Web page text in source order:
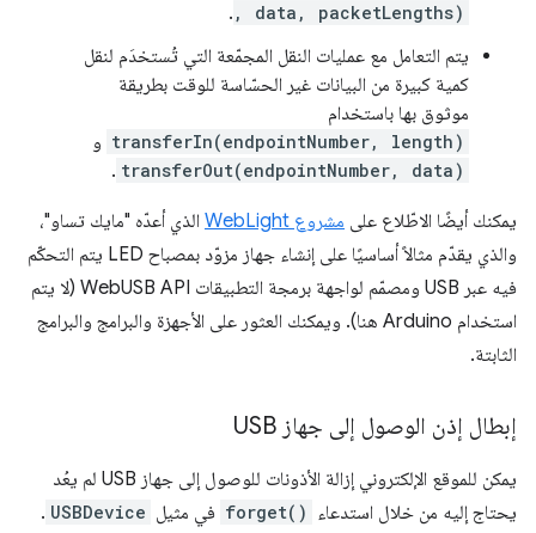
, data, packetLengths)
.
يتم التعامل مع عمليات النقل المجمّعة التي تُستخدَم لنقل
كمية كبيرة من البيانات غير الحسّاسة للوقت بطريقة
موثوق بها باستخدام
transferIn(endpointNumber, length) و
transferOut(endpointNumber, data)
.
يمكنك أيضًا الاطّلاع على مشروع WebLight
الذي أعدّه "مايك تساو"،
والذي يقدّم مثالاً أساسيًا على إنشاء جهاز مزوّد بمصباح LED يتم التحكّم
فيه عبر USB ومصمّم لواجهة برمجة التطبيقات WebUSB API (لا يتم
استخدام Arduino هنا). ويمكنك العثور على الأجهزة والبرامج والبرامج
الثابتة.
إبطال إذن الوصول إلى جهاز USB
يمكن للموقع الإلكتروني إزالة الأذونات للوصول إلى جهاز USB لم يعُد
يحتاج إليه من خلال استدعاء forget() في مثيل USBDevice
.